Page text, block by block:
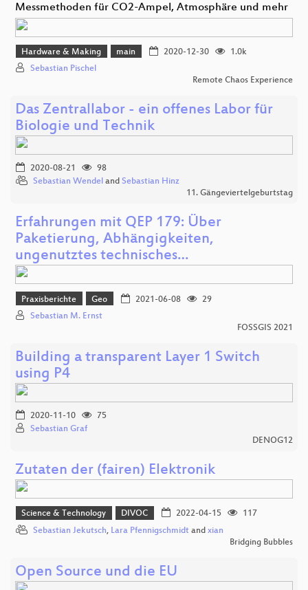
Messmethoden für CO2-Ampel, Atmosphäre und mehr
Hardware & Making main 2020-12-30
1.0k
Sebastian Pischel
Remote Chaos Experience
Das Zentrallabor - ein offenes Labor für
Biologie und Technik
2020-08-21
98
Sebastian Wendel and Sebastian Hinz
11. Gängeviertelgeburtstag
Erfahrungen mit QEP 179: Über
Paketierung, Abhängigkeiten,
ungenutztes technisches…
Praxisberichte Geo 2021-06-08
29
Sebastian M. Ernst
FOSSGIS 2021
Building a transparent Layer 1 Switch
using P4
2020-11-10
75
Sebastian Graf
DENOG12
Zutaten der (fairen) Elektronik
Science & Technology DIVOC 2022-04-15
117
Sebastian Jekutsch, Lara Pfennigschmidt and xian
Bridging Bubbles
Open Source und die EU